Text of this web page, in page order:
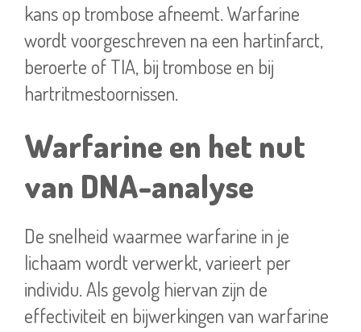
kans op trombose afneemt. Warfarine
wordt voorgeschreven na een hartinfarct,
beroerte of TIA, bij trombose en bij
hartritmestoornissen.
Warfarine en het nut
van DNA-analyse
De snelheid waarmee warfarine in je
lichaam wordt verwerkt, varieert per
individu. Als gevolg hiervan zijn de
effectiviteit en bijwerkingen van warfarine